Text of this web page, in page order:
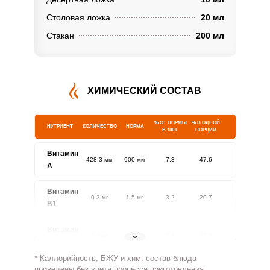
Столовая ложка
20 мл
Стакан
200 мл
ХИМИЧЕСКИЙ СОСТАВ
НУТРИЕНТ КОЛИЧЕСТВО НОРМА
% ОТ НОРМЫ
В 100 Г
% В ОДНОЙ
ПОРЦИИ
Витамин
A
428.3 мкг 900 мкг 7.3 47.6
Витамин
В1
0.3 мг 1.5 мг 3.2 20.7
1.8 мг
Витамин
* Каллорийность, БЖУ и хим. состав блюда